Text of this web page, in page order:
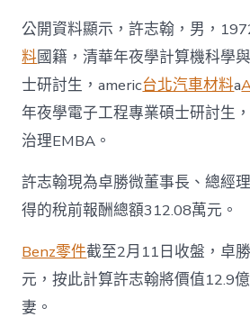
公開資料顯示，許志翰，男，
料國籍，清華年夜學計算機科學
士研討生，americ台北汽車材料a
年夜學電子工程專業碩士研討生
治理EMBA。
許志翰現為卓勝微董事長、總經
得的稅前報酬總額312.08萬元。
Benz零件截至2月11日收盤，卓
元，按此計算許志翰將價值12.9
妻。